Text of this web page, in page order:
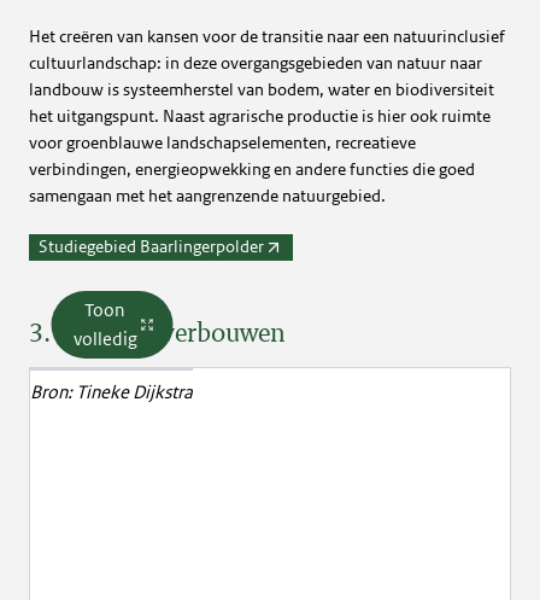
Het creëren van kansen voor de transitie naar een natuurinclusief
cultuurlandschap: in deze overgangsgebieden van natuur naar
landbouw is systeemherstel van bodem, water en biodiversiteit
het uitgangspunt. Naast agrarische productie is hier ook ruimte
voor groenblauwe landschapselementen, recreatieve
verbindingen, energieopwekking en andere functies die goed
samengaan met het aangrenzende natuurgebied.
Studiegebied Baarlingerpolder
3. Biobased verbouwen
Toon
volledig
Bron: Tineke Dijkstra